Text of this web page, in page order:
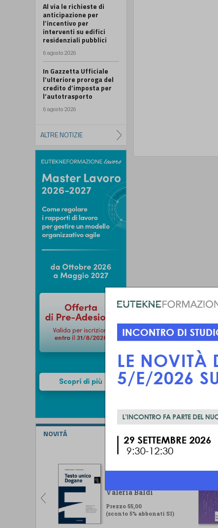
Al via le richieste di
anticipazione per
l’incentivo per
interventi su edifici
residenziali pubblici
6 agosto 2026
In Gazzetta Ufficiale
l’ulteriore proroga del
credito d’imposta per
l’autotrasporto
6 agosto 2026
ALTRE NOTIZIE
NOVITÁ
Valeria Baldi
Prezzo 55,00
(sconto 5% abbonati SI)